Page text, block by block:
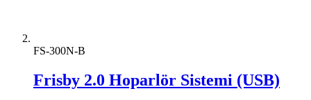
FS-300N-B
Frisby 2.0 Hoparlör Sistemi (USB)